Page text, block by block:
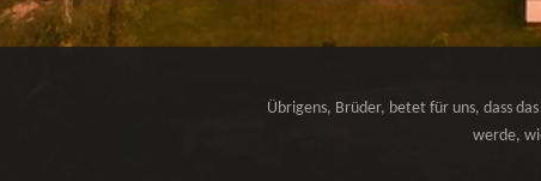
Übrigens, Brüder, betet für uns, dass
werde,